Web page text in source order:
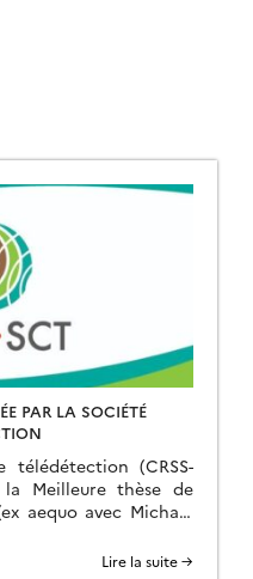
PAR LA SOCIÉTÉ
télédétection (CRSS-
Meilleure thèse de
aequo avec Michael
« Mesure et suivi
Lire la suite →